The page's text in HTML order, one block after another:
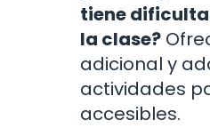
tiene
la clase?
adicional y
actividades
accesibles.